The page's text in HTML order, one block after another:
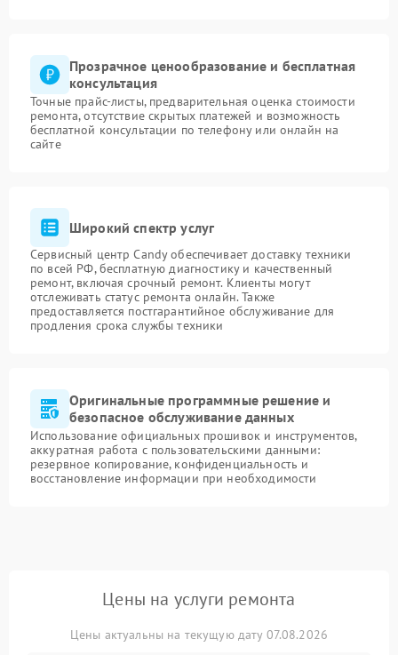
Прозрачное ценообразование и бесплатная
консультация
Точные прайс-листы, предварительная оценка стоимости
ремонта, отсутствие скрытых платежей и возможность
бесплатной консультации по телефону или онлайн на
сайте
Широкий спектр услуг
Сервисный центр Candy обеспечивает доставку техники
по всей РФ, бесплатную диагностику и качественный
ремонт, включая срочный ремонт. Клиенты могут
отслеживать статус ремонта онлайн. Также
предоставляется постгарантийное обслуживание для
продления срока службы техники
Оригинальные программные решение и
безопасное обслуживание данных
Использование официальных прошивок и инструментов,
аккуратная работа с пользовательскими данными:
резервное копирование, конфиденциальность и
восстановление информации при необходимости
Цены на услуги ремонта
Цены актуальны на текущую дату 07.08.2026